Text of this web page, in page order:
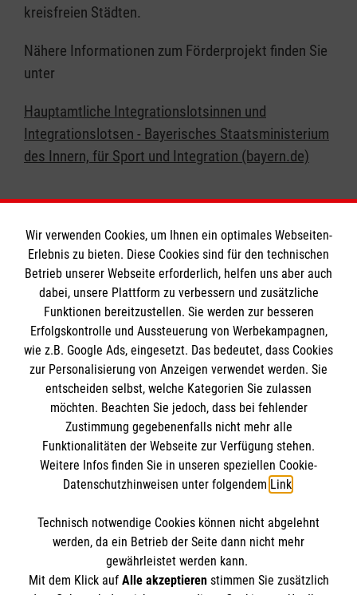
kreisfreien Städten.
Nähere Informationen zum Förderprojekt finden Sie
unter
Hauptamtliche Integrationslotsinnen und
Integrationslotsen - Bayerisches Staatsministerium
des Innern, für Sport und Integration (bayern.de)
Informationen
Impressum
Datenschutz
Barrierefreiheit
Kontakt
Die Malteser
Malteser in Deutschland
Malteserorden
Sharepoint
Spendenkonto
Liga-Bank Eichstätt
DE58 7509 0300 0007 6122 22
GENODEF1M05
So finden Sie uns
Wir verwenden Cookies, um Ihnen ein optimales Webseiten-
Erlebnis zu bieten. Diese Cookies sind für den technischen
Betrieb unserer Webseite erforderlich, helfen uns aber auch
dabei, unsere Plattform zu verbessern und zusätzliche
Funktionen bereitzustellen. Sie werden zur besseren
Erfolgskontrolle und Aussteuerung von Werbekampagnen,
wie z.B. Google Ads, eingesetzt. Das bedeutet, dass Cookies
zur Personalisierung von Anzeigen verwendet werden. Sie
entscheiden selbst, welche Kategorien Sie zulassen
möchten. Beachten Sie jedoch, dass bei fehlender
Zustimmung gegebenenfalls nicht mehr alle
Funktionalitäten der Webseite zur Verfügung stehen.
Weitere Infos finden Sie in unseren speziellen Cookie-
Datenschutzhinweisen unter folgendem Link.
Technisch notwendige Cookies können nicht abgelehnt
werden, da ein Betrieb der Seite dann nicht mehr
gewährleistet werden kann.
Mit dem Klick auf Alle akzeptierenstimmen Sie zusätzlich